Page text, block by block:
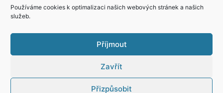
Používáme cookies k optimalizaci našich webových stránek a našich
služeb.
Příjmout
Zavřít
Přizpůsobit
Copyright © 2026 Asociace malých debrujárů České republiky |
Soubory Cookies
Na webu pomáháTomyS.cz